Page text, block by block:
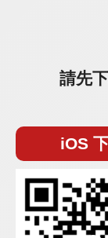
請先
iOS